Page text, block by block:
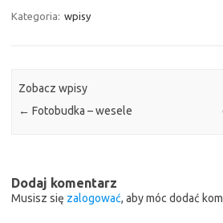
Kategoria: wpisy
Zobacz wpisy
← Fotobudka – wesele
Dodaj komentarz
Musisz się zalogować, aby móc dodać